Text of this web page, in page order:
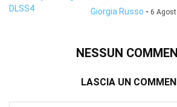
Giorgia Russo - 6
NESSUN
LASCIA UN